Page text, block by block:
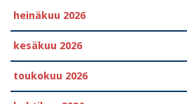
heinäkuu 2026
kesäkuu 2026
toukokuu 2026